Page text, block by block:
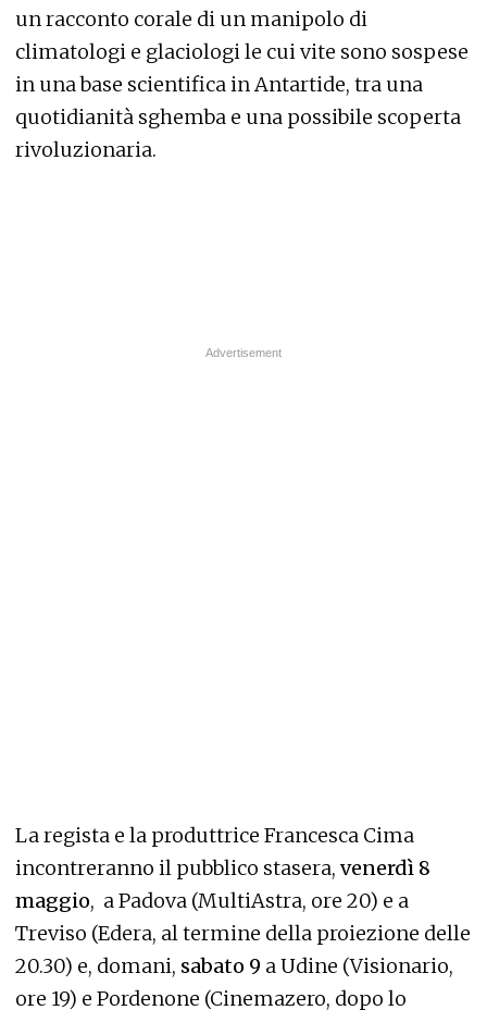
un racconto corale di un manipolo di
climatologi e glaciologi le cui vite sono sospese
in una base scientifica in Antartide, tra una
quotidianità sghemba e una possibile scoperta
rivoluzionaria.
La regista e la produttrice Francesca Cima
incontreranno il pubblico stasera, venerdì 8
maggio, a Padova (MultiAstra, ore 20) e a
Treviso (Edera, al termine della proiezione delle
20.30) e, domani, sabato 9 a Udine (Visionario,
ore 19) e Pordenone (Cinemazero, dopo lo